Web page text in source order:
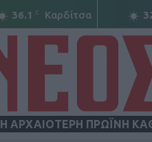
36.1 C Καρδίτσα
Η ΑΡΧΑΙΟΤΕΡΗ ΠΡΩΪΝΗ